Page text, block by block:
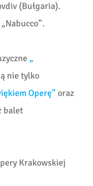
(Bułgaria).
„
nie tylko
Operę” oraz
balet
Krakowskiej